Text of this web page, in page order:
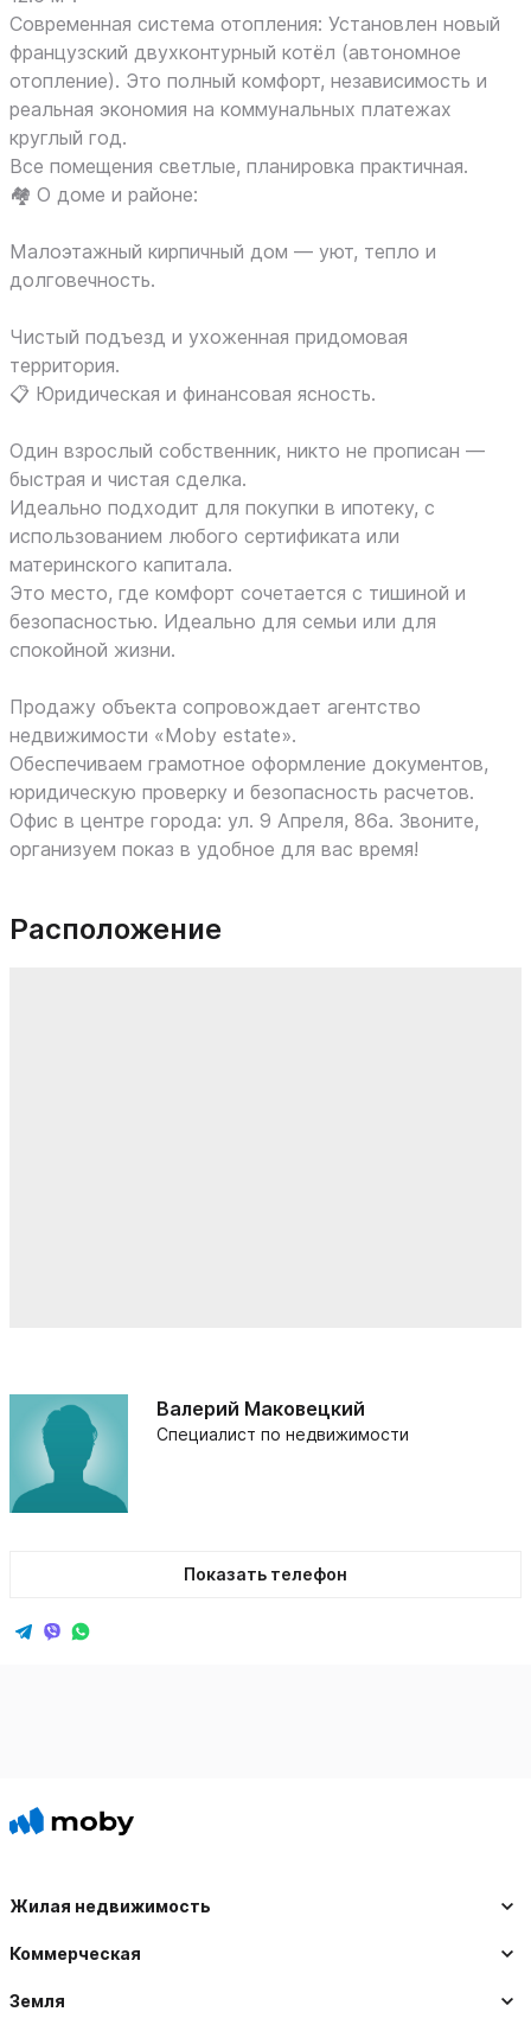
Современная система отопления: Установлен новый
французский двухконтурный котёл (автономное
отопление). Это полный комфорт, независимость и
реальная экономия на коммунальных платежах
круглый год.
Все помещения светлые, планировка практичная.
🏘 О доме и районе:
Малоэтажный кирпичный дом — уют, тепло и
долговечность.
Чистый подъезд и ухоженная придомовая
территория.
📋 Юридическая и финансовая ясность.
Один взрослый собственник, никто не прописан —
быстрая и чистая сделка.
Идеально подходит для покупки в ипотеку, с
использованием любого сертификата или
материнского капитала.
Это место, где комфорт сочетается с тишиной и
безопасностью. Идеально для семьи или для
спокойной жизни.
Продажу объекта сопровождает агентство
недвижимости «Moby еstate».
Обеспечиваем грамотное оформление документов,
юридическую проверку и безопасность расчетов.
Офис в центре города: ул. 9 Апреля, 86а. Звоните,
организуем показ в удобное для вас время!
Расположение
Валерий Маковецкий
Специалист по недвижимости
Показать телефон
Жилая недвижимость
Коммерческая
Земля